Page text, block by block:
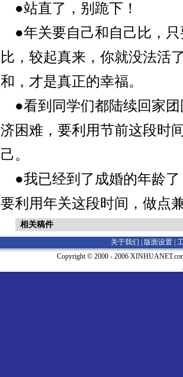
●站直了，别跪下！
●年关要自己和自己比，只
比，较起真来，你就没法活
和，才是真正的幸福。
●看到同学们都陆续回家团
济困难，要利用节前这段时
己。
●我已经到了成婚的年龄了
要利用年关这段时间，做点
相关稿件
关于我们 | 版面设置
Copyright © 2000 - 2006